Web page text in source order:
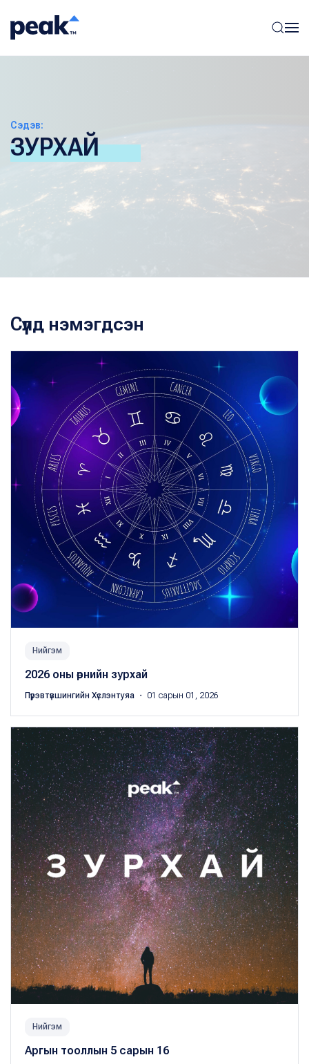
Сэдэв:
ЗУРХАЙ
Сүүлд нэмэгдсэн
Нийгэм
2026 оны өрнийн зурхай
Пүрэвтүвшингийн Хүслэнтуяа ・ 01 сарын 01, 2026
Нийгэм
Аргын тооллын 5 сарын 16